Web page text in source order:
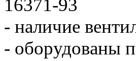
16371-93
- наличие
- оборудованы